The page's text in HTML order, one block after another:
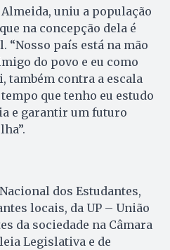
uniu a população
na concepção dela é
país está na mão
do povo e eu como
também contra a escala
tempo que tenho eu estudo
e garantir um futuro
dos Estudantes,
locais, da UP – União
da sociedade na Câmara
Legislativa e de